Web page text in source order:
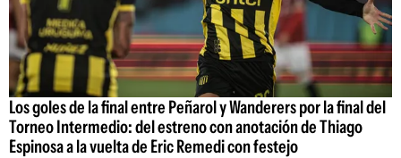
Los goles de la final entre Peñarol y Wanderers por la final del
Torneo Intermedio: del estreno con anotación de Thiago
Espinosa a la vuelta de Eric Remedi con festejo